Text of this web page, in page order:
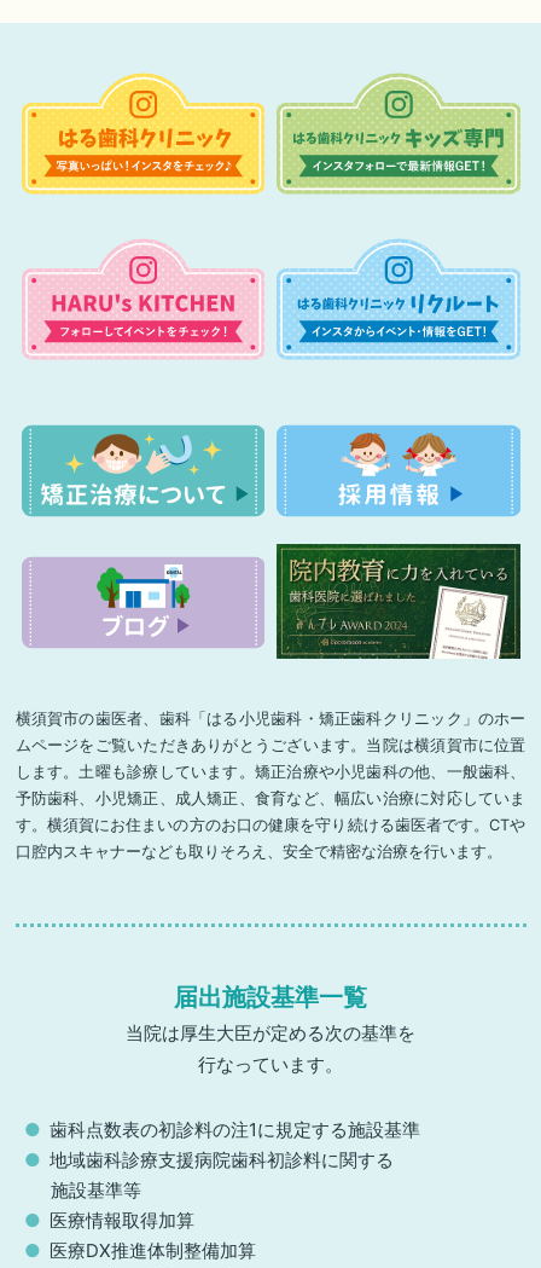
横須賀市の歯医者、歯科「はる小児歯科・矯正歯科クリニック」のホー
ムページをご覧いただきありがとうございます。当院は横須賀市に位置
します。土曜も診療しています。矯正治療や小児歯科の他、一般歯科、
予防歯科、小児矯正、成人矯正、食育など、幅広い治療に対応していま
す。横須賀にお住まいの方のお口の健康を守り続ける歯医者です。CTや
口腔内スキャナーなども取りそろえ、安全で精密な治療を行います。
届出施設基準一覧
当院は厚生大臣が定める次の基準を
行なっています。
歯科点数表の初診料の注1に規定する施設基準
地域歯科診療支援病院歯科初診料に関する
施設基準等
医療情報取得加算
医療DX推進体制整備加算